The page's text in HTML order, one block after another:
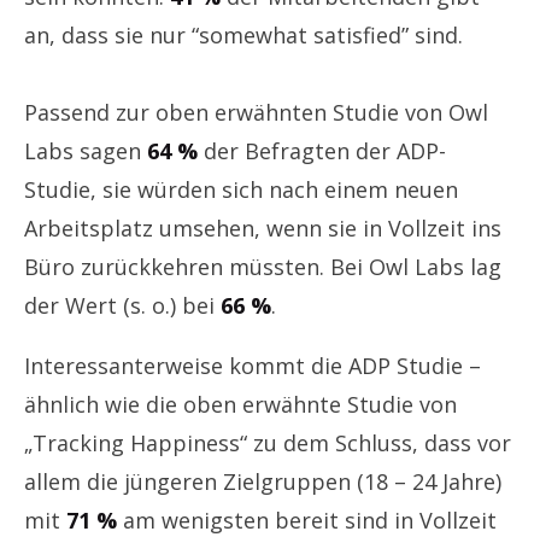
an, dass sie nur “somewhat satisfied” sind.
Passend zur oben erwähnten Studie von Owl
Labs sagen 64 % der Befragten der ADP-
Studie, sie würden sich nach einem neuen
Arbeitsplatz umsehen, wenn sie in Vollzeit ins
Büro zurückkehren müssten. Bei Owl Labs lag
der Wert (s. o.) bei 66 %.
Interessanterweise kommt die ADP Studie –
ähnlich wie die oben erwähnte Studie von
„Tracking Happiness“ zu dem Schluss, dass vor
allem die jüngeren Zielgruppen (18 – 24 Jahre)
mit 71 % am wenigsten bereit sind in Vollzeit